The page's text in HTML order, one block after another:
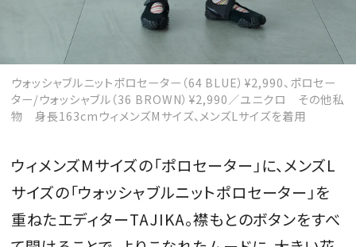
ウォッシャブルニットポロセーター（64 BLUE）¥2,990、ポロセー
ター/ウォッシャブル（36 BROWN）¥2,990／ユニクロ その他私
物 身長163cmウィメンズMサイズ、メンズLサイズを着用
ウィメンズMサイズの「ポロセーター」に、メンズL
サイズの「ウォッシャブルニットポロセーター」を
重ねたエディターTAJIKA。襟もとのボタンをすべ